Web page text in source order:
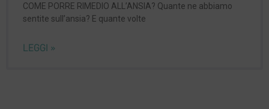
COME PORRE RIMEDIO ALL’ANSIA? Quante ne abbiamo
sentite sull’ansia? E quante volte
LEGGI »